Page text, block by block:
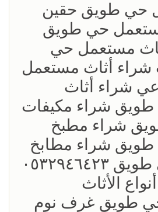
حي طويق حقين
حي طويق
مستعمل حي
أثاث مستعمل
شراء أثاث
شراء مكيفات
شراء مطبخ
شراء مطابخ
مستعمله حي طويق ٠٥٣٢٩٤٦٤٢٣
الأثاث
طويق غرف نوم